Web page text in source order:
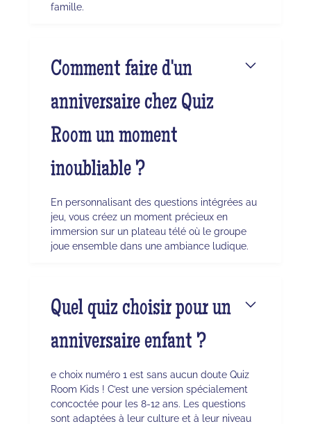
famille.
Comment faire d'un
anniversaire chez Quiz
Room un moment
inoubliable ?
En personnalisant des questions intégrées au
jeu, vous créez un moment précieux en
immersion sur un plateau télé où le groupe
joue ensemble dans une ambiance ludique.
Quel quiz choisir pour un
anniversaire enfant ?
e choix numéro 1 est sans aucun doute Quiz
Room Kids ! C’est une version spécialement
concoctée pour les 8-12 ans. Les questions
sont adaptées à leur culture et à leur niveau